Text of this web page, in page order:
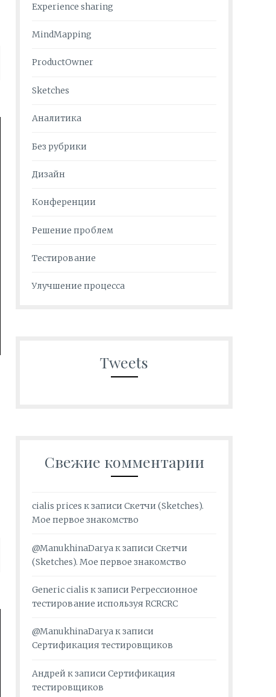
Experience sharing
MindMapping
ProductOwner
Sketches
Аналитика
Без рубрики
Дизайн
Конференции
Решение проблем
Тестирование
Улучшение процесса
Tweets
Свежие комментарии
cialis prices к записи Скетчи (Sketches).
Мое первое знакомство
@ManukhinaDarya к записи Скетчи
(Sketches). Мое первое знакомство
Generic cialis к записи Регрессионное
тестирование используя RCRCRC
@ManukhinaDaryaк записи
Сертификация тестировщиков
Андрей к записи Сертификация
тестировщиков